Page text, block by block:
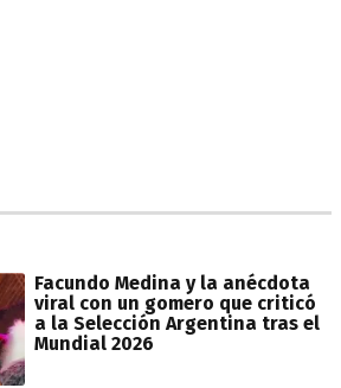
Facundo Medina y la anécdota
viral con un gomero que criticó
a la Selección Argentina tras el
Mundial 2026